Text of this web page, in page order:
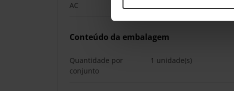
AC
Conteúdo da embalagem
Quantidade por
conjunto
1 unidade(s)